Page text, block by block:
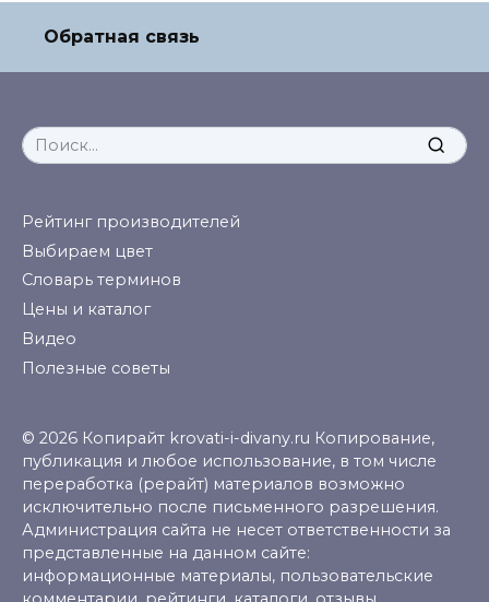
Обратная связь
Search
for:
Рейтинг производителей
Выбираем цвет
Словарь терминов
Цены и каталог
Видео
Полезные советы
© 2026 Копирайт krovati-i-divany.ru Копирование,
публикация и любое использование, в том числе
переработка (рерайт) материалов возможно
исключительно после письменного разрешения.
Администрация сайта не несет ответственности за
представленные на данном сайте:
информационные материалы, пользовательские